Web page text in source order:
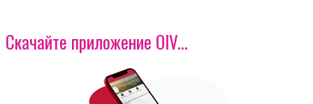
Скачайте приложение OIV...
Изображение